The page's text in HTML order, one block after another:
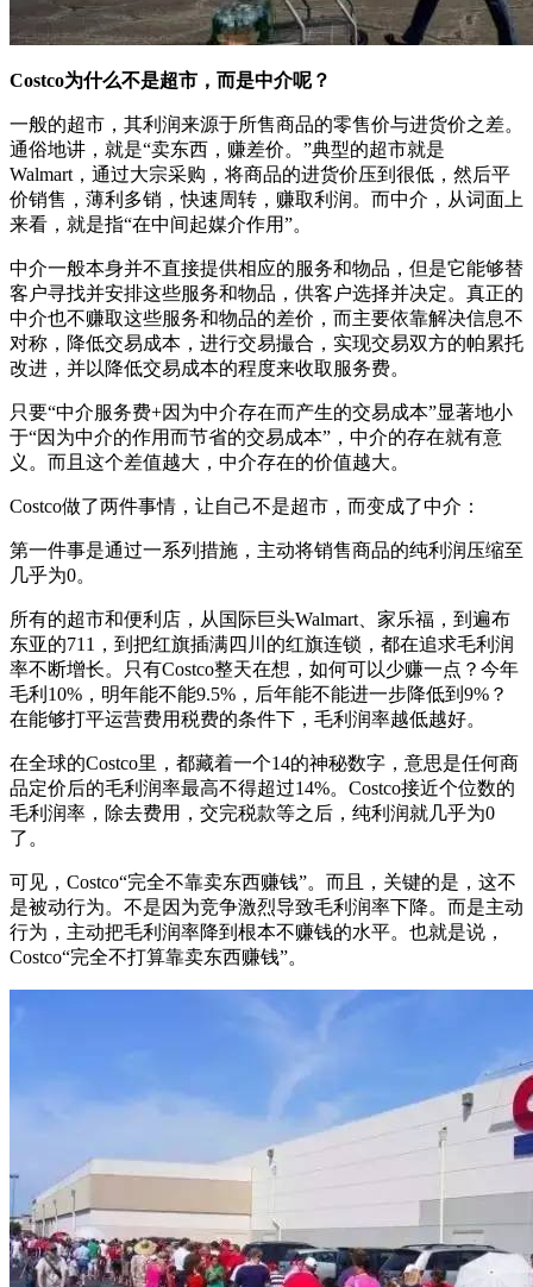
Costco为什么不是超市，而是中介呢？
一般的超市，其利润来源于所售商品的零售价与进货价之差。
通俗地讲，就是“卖东西，赚差价。”典型的超市就是
Walmart，通过大宗采购，将商品的进货价压到很低，然后平
价销售，薄利多销，快速周转，赚取利润。而中介，从词面上
来看，就是指“在中间起媒介作用”。
中介一般本身并不直接提供相应的服务和物品，但是它能够替
客户寻找并安排这些服务和物品，供客户选择并决定。真正的
中介也不赚取这些服务和物品的差价，而主要依靠解决信息不
对称，降低交易成本，进行交易撮合，实现交易双方的帕累托
改进，并以降低交易成本的程度来收取服务费。
只要“中介服务费+因为中介存在而产生的交易成本”显著地小
于“因为中介的作用而节省的交易成本”，中介的存在就有意
义。而且这个差值越大，中介存在的价值越大。
Costco做了两件事情，让自己不是超市，而变成了中介：
第一件事是通过一系列措施，主动将销售商品的纯利润压缩至
几乎为0。
所有的超市和便利店，从国际巨头Walmart、家乐福，到遍布
东亚的711，到把红旗插满四川的红旗连锁，都在追求毛利润
率不断增长。只有Costco整天在想，如何可以少赚一点？今年
毛利10%，明年能不能9.5%，后年能不能进一步降低到9%？
在能够打平运营费用税费的条件下，毛利润率越低越好。
在全球的Costco里，都藏着一个14的神秘数字，意思是任何商
品定价后的毛利润率最高不得超过14%。Costco接近个位数的
毛利润率，除去费用，交完税款等之后，纯利润就几乎为0
了。
可见，Costco“完全不靠卖东西赚钱”。而且，关键的是，这不
是被动行为。不是因为竞争激烈导致毛利润率下降。而是主动
行为，主动把毛利润率降到根本不赚钱的水平。也就是说，
Costco“完全不打算靠卖东西赚钱”。